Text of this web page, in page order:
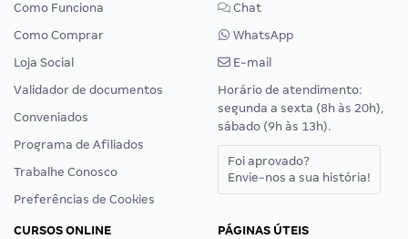
Como Funciona
Como Comprar
Loja Social
Validador de documentos
Conveniados
Programa de Afiliados
Trabalhe Conosco
Preferências de Cookies
Chat
WhatsApp
E-mail
Horário de atendimento:
segunda a sexta (8h às 20h),
sábado (9h às 13h).
Foi aprovado?
Envie-nos a sua história!
CURSOS ONLINE
PÁGINAS ÚTEIS